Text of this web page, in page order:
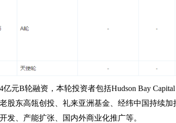
元B轮融资，本轮投资者包括Hudson Bay Capital
股东高瓴创投、礼来亚洲基金、经纬中国持续
发、产能扩张、国内外商业化推广等。